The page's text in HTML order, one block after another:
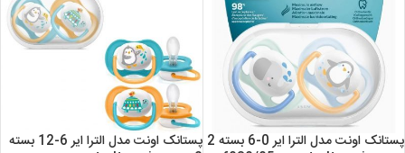
پستانک اونت مدل الترا ایر 0-6 بسته 2 پستانک اونت مدل الترا ایر 6-12 بسته